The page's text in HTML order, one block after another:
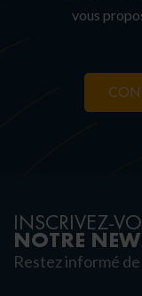
vous
INSCRIVEZ-
NOTRE
Restez informé